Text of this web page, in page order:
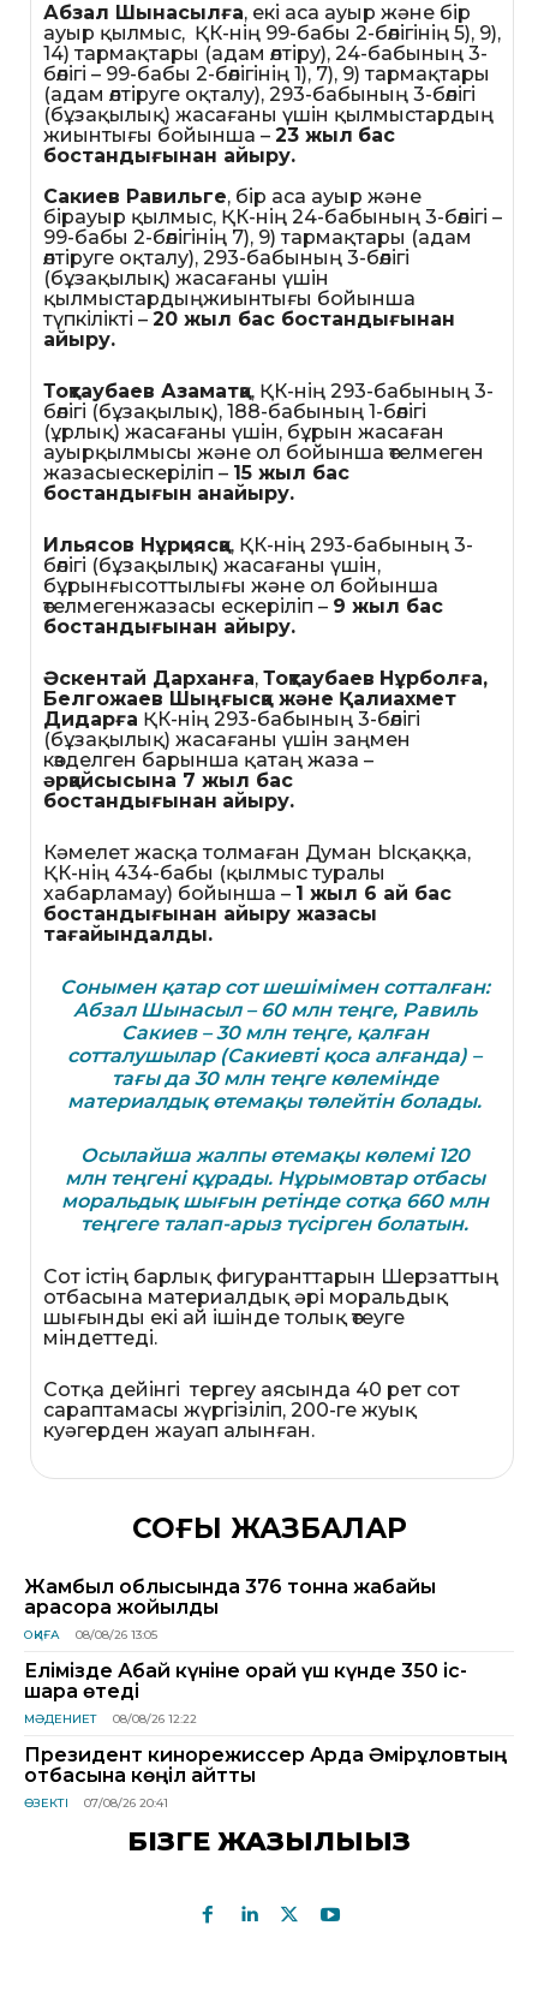
Абзал Шынасылға, екі аса ауыр және бір
ауыр қылмыс, ҚК-нің 99-бабы 2-бөлігінің 5), 9),
14) тармақтары (адам өлтіру), 24-бабының 3-
бөлігі – 99-бабы 2-бөлігінің 1), 7), 9) тармақтары
(адам өлтіруге оқталу), 293-бабының 3-бөлігі
(бұзақылық) жасағаны үшін қылмыстардың
жиынтығы бойынша – 23 жыл бас
бостандығынан айыру.
Сакиев Равильге, бір аса ауыр және
бірауыр қылмыс, ҚК-нің 24-бабының 3-бөлігі –
99-бабы 2-бөлігінің 7), 9) тармақтары (адам
өлтіруге оқталу), 293-бабының 3-бөлігі
(бұзақылық) жасағаны үшін
қылмыстардыңжиынтығы бойынша
түпкілікті – 20 жыл бас бостандығынан
айыру.
Тоқтаубаев Азаматқа, ҚК-нің 293-бабының 3-
бөлігі (бұзақылық), 188-бабының 1-бөлігі
(ұрлық) жасағаны үшін, бұрын жасаған
ауырқылмысы және ол бойынша өтелмеген
жазасыескеріліп – 15 жыл бас
бостандығын анайыру.
Ильясов Нұрқиясқа, ҚК-нің 293-бабының 3-
бөлігі (бұзақылық) жасағаны үшін,
бұрынғысоттылығы және ол бойынша
өтелмегенжазасы ескеріліп – 9 жыл бас
бостандығынан айыру.
Әскентай Дарханға, Тоқтаубаев Нұрболға,
Белгожаев Шыңғысқа және Қалиахмет
Дидарға ҚК-нің 293-бабының 3-бөлігі
(бұзақылық) жасағаны үшін заңмен
көзделген барынша қатаң жаза –
әрқайсысына 7 жыл бас
бостандығынан айыру.
Кәмелет жасқа толмаған Думан Ысқаққа,
ҚК-нің 434-бабы (қылмыс туралы
хабарламау) бойынша – 1 жыл 6 ай бас
бостандығынан айыру жазасы
тағайындалды.
Сонымен қатар сот шешімімен сотталған:
Абзал Шынасыл – 60 млн теңге, Равиль
Сакиев – 30 млн теңге, қалған
сотталушылар (Сакиевті қоса алғанда) –
тағы да 30 млн теңге көлемінде
материалдық өтемақы төлейтін болады.
Осылайша жалпы өтемақы көлемі 120
млн теңгені құрады. Нұрымовтар отбасы
моральдық шығын ретінде сотқа 660 млн
теңгеге талап-арыз түсірген болатын.
Сот істің барлық фигуранттарын Шерзаттың
отбасына материалдық әрі моральдық
шығынды екі ай ішінде толық өтеуге
міндеттеді.
Сотқа дейінгі тергеу аясында 40 рет сот
сараптамасы жүргізіліп, 200-ге жуық
куәгерден жауап алынған.
СОҢҒЫ ЖАЗБАЛАР
Жамбыл облысында 376 тонна жабайы
қарасора жойылды
ОҚИҒА 08/08/26 13:05
Елімізде Абай күніне орай үш күнде 350 іс-
шара өтеді
МӘДЕНИЕТ 08/08/26 12:22
Президент кинорежиссер Ардақ Әмірқұловтың
отбасына көңіл айтты
ӨЗЕКТІ 07/08/26 20:41
БІЗГЕ ЖАЗЫЛЫҢЫЗ